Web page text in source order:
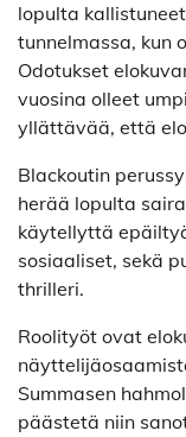
lopulta
tunnelmassa, kun
Odotukset
vuosina olleet
yllättävää, että
Blackoutin
herää lopulta
käytellyttä
sosiaaliset, sekä
thrilleri.
Roolityöt ovat
Summasen
päästetä niin